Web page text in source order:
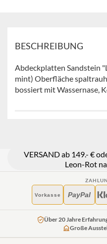
BESCHREIBUNG
Abdeckplatten Sandstein
mint) Oberfläche
bossiert mit Wassernase,
VERSAND ab 149.- €
Leon-Rot
Vorkasse PayPal
Über 20 Jahre
Große